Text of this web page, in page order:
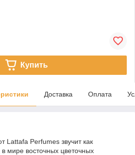
Купить
Доставка Оплата
Lattafa Perfumes звучит как
мире восточных цветочных